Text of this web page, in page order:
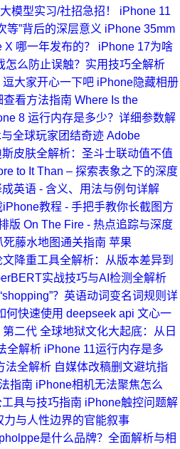
模型实习/社招急招！
iPhone 11
等”背后的深层意义 iPhone 35mm
哪一年发布的？
iPhone 17为啥
怎么防止误触？实用技巧全解析
大家开心一下吧 iPhone隐藏相册
看方法指南 Where Is the
8 运行内存是多少？详细参数解
全球玩家团结奇迹 Adobe
皮肤全解析：圣斗士联动值不值
to It Than – 探索表象之下的深度
英语 - 含义、用法与例句详解
iPhone教程 - 手把手教你长截图方
版 On The Fire - 热点追踪与深度
死藤水地图通关指南 苹果
降重工具全解析：从版本差异到
实战技巧与AI检测全解析
？英语动词变名词规则详
何快速使用 deepseek api 文心一
第二代 全球地狱文化大起底：从日
全解析 iPhone 11运行内存是多
法全解析 自媒体改稿删文避坑指
指南 iPhone相机无法聚焦怎么
具与技巧指南 iPhone触控问题解
力与人性边界的官能叙事
是什么品牌？全面解析与相